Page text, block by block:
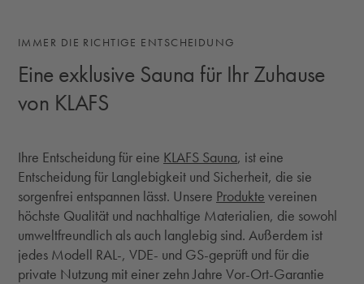
IMMER DIE RICHTIGE ENTSCHEIDUNG
Eine exklusive Sauna für Ihr Zuhause
von KLAFS
Ihre Entscheidung für eine KLAFS Sauna, ist eine
Entscheidung für Langlebigkeit und Sicherheit, die sie
sorgenfrei entspannen lässt. Unsere Produkte vereinen
höchste Qualität und nachhaltige Materialien, die sowohl
umweltfreundlich als auch langlebig sind. Außerdem ist
jedes Modell RAL-, VDE- und GS-geprüft und für die
private Nutzung mit einer zehn Jahre Vor-Ort-Garantie